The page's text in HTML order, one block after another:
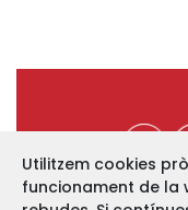
Utilitzem cookies
funcionament de la